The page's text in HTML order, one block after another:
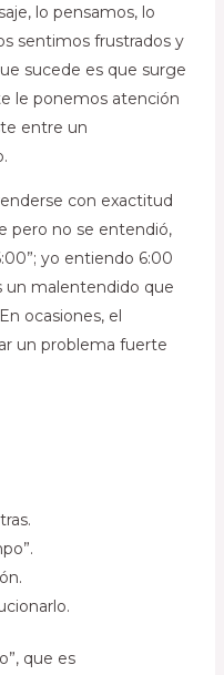
lo pensamos, lo
sentimos frustrados y
sucede es que surge
le ponemos atención
entre un
con exactitud
pero no se entendió,
yo entiendo 6:00
un malentendido que
ocasiones, el
un problema fuerte
que es